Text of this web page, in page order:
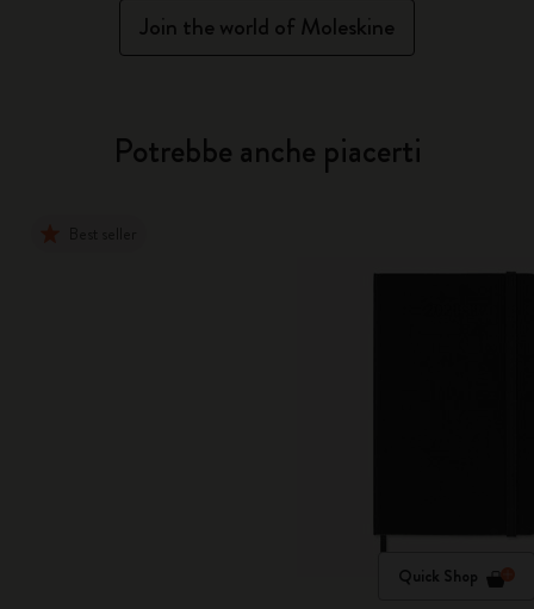
Join the world of Moleskine
Potrebbe anche piacerti
Quick Shop